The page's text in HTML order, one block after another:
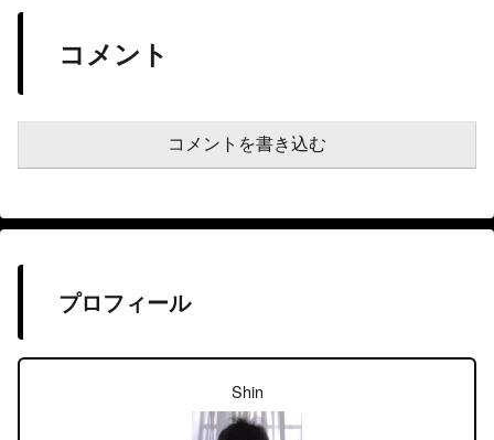
コメント
コメントを書き込む
プロフィール
Shin